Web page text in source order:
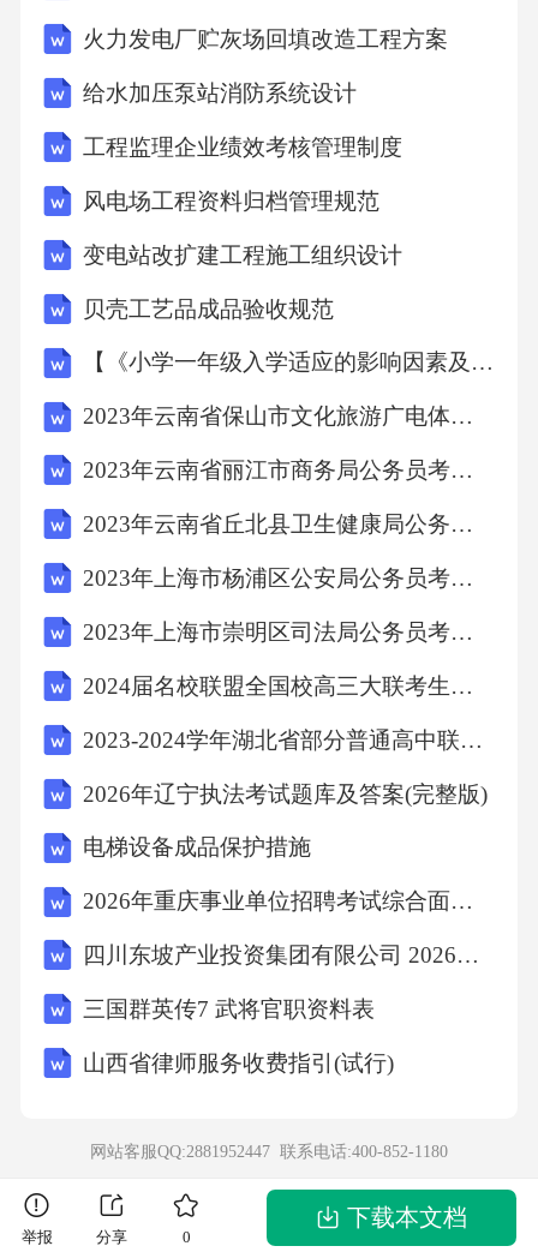
火力发电厂贮灰场回填改造工程方案
给水加压泵站消防系统设计
工程监理企业绩效考核管理制度
风电场工程资料归档管理规范
变电站改扩建工程施工组织设计
贝壳工艺品成品验收规范
【《小学一年级入学适应的影响因素及有效策略》5100字（论文）】
2023年云南省保山市文化旅游广电体育局公务员考试《行政职业能力测验》历年真题及详解
2023年云南省丽江市商务局公务员考试《行政职业能力测验》历年真题及详解
2023年云南省丘北县卫生健康局公务员考试《行政职业能力测验》历年真题及详解
2023年上海市杨浦区公安局公务员考试《行政职业能力测验》历年真题及详解
2023年上海市崇明区司法局公务员考试《行政职业能力测验》历年真题及详解
2024届名校联盟全国校高三大联考生物试题（解析版）
2023-2024学年湖北省部分普通高中联盟高一上学期期中联考生物试题（解析版）
2026年辽宁执法考试题库及答案(完整版)
电梯设备成品保护措施
2026年重庆事业单位招聘考试综合面试真题试卷及答案
四川东坡产业投资集团有限公司 2026年第一批工作人员公开考试招聘（35人）考试模拟试题及答案解析
三国群英传7 武将官职资料表
山西省律师服务收费指引(试行)
网站客服QQ:2881952447 联系电话:400-852-1180
举报 分享 0
下载本文档